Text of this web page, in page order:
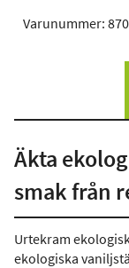
Varunummer:
Äkta
smak från
Urtekram
ekologiska